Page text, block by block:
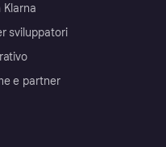
sviluppatori
e partner